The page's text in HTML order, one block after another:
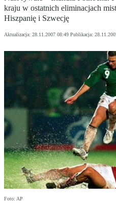
kraju w ostatnich eliminacjach
Hiszpanię i Szwecję
Aktualizacja: 28.11.2007 08:49 Publikacja:
Foto: AP